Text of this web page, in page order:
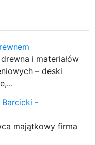
i materiałów
– deski
Barcicki -
majątkowy firma